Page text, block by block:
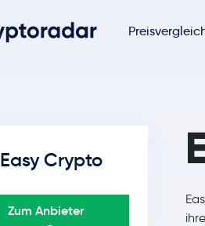
Easy Crypto
Zum Anbieter